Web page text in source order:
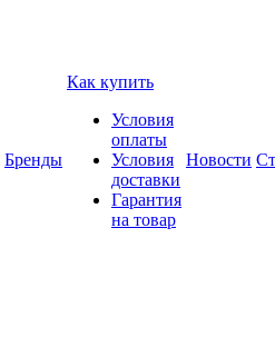
Бренды
Как купить
Условия
оплаты
Условия
доставки
Гарантия
на товар
Новости